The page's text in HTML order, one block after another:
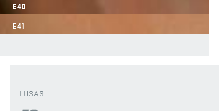
E40
E41
LUSAS